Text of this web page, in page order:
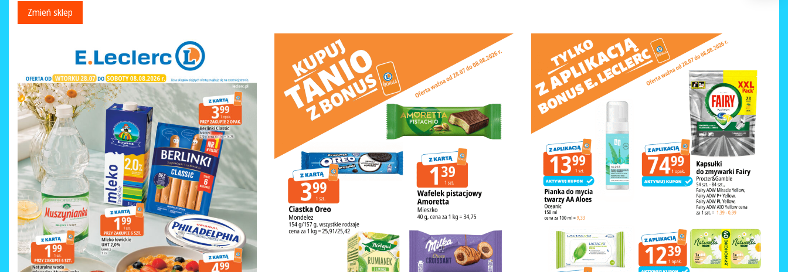
Zmień sklep